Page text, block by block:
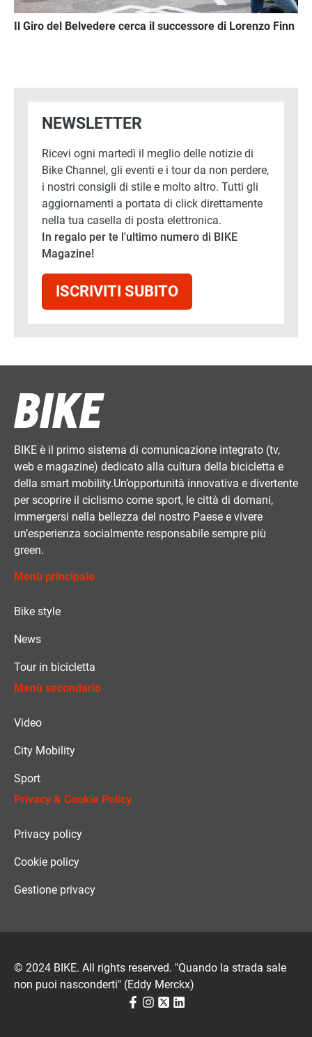
Il Giro del Belvedere cerca il successore di Lorenzo Finn
NEWSLETTER
Ricevi ogni martedì il meglio delle notizie di
Bike Channel, gli eventi e i tour da non perdere,
i nostri consigli di stile e molto altro. Tutti gli
aggiornamenti a portata di click direttamente
nella tua casella di posta elettronica.
In regalo per te l'ultimo numero di BIKE
Magazine!
ISCRIVITI SUBITO
BIKE è il primo sistema di comunicazione integrato (tv,
web e magazine) dedicato alla cultura della bicicletta e
della smart mobility.Un’opportunità innovativa e divertente
per scoprire il ciclismo come sport, le città di domani,
immergersi nella bellezza del nostro Paese e vivere
un’esperienza socialmente responsabile sempre più
green.
Menù principale
Bike style
News
Tour in bicicletta
Menù secondario
Video
City Mobility
Sport
Privacy & Cookie Policy
Privacy policy
Cookie policy
Gestione privacy
© 2024 BIKE. All rights reserved. "Quando la strada sale
non puoi nasconderti" (Eddy Merckx)